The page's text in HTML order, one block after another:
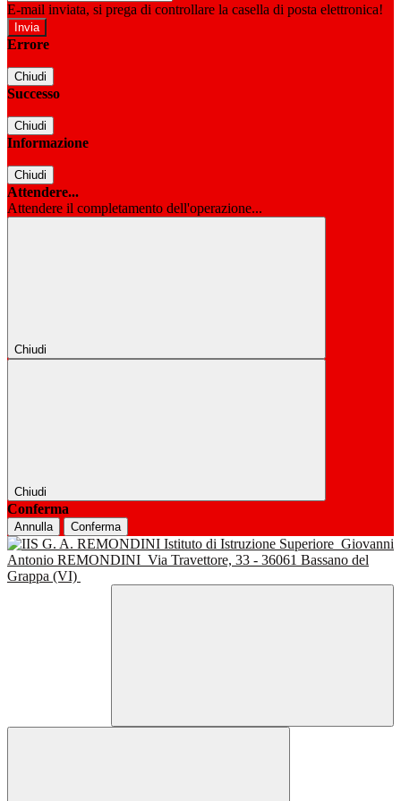
E-mail inviata, si prega di controllare la casella di posta elettronica!
Errore
Chiudi
Successo
Chiudi
Informazione
Chiudi
Attendere...
Attendere il completamento dell'operazione...
Chiudi
Chiudi
Conferma
Annulla Conferma
Istituto di Istruzione Superiore Giovanni
Antonio REMONDINI Via Travettore, 33 - 36061 Bassano del
Grappa (VI)